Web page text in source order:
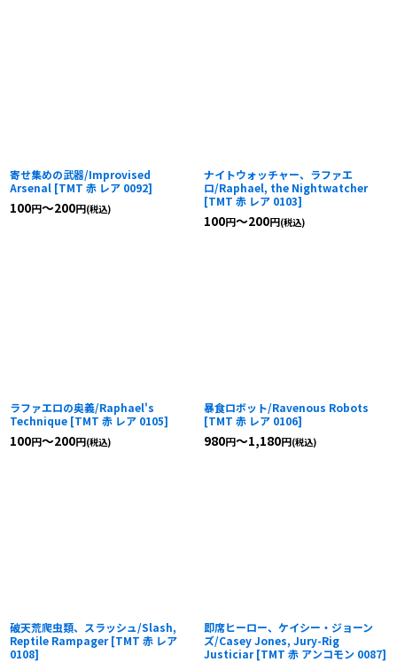
寄せ集めの武器/Improvised
Arsenal [TMT 赤 レア 0092]
100円～200円(税込)
ナイトウォッチャー、ラファエ
ロ/Raphael, the Nightwatcher
[TMT 赤 レア 0103]
100円～200円(税込)
ラファエロの奥義/Raphael's
Technique [TMT 赤 レア 0105]
100円～200円(税込)
暴食ロボット/Ravenous Robots
[TMT 赤 レア 0106]
980円～1,180円(税込)
破天荒爬虫類、スラッシュ/Slash,
Reptile Rampager [TMT 赤 レア
0108]
即席ヒーロー、ケイシー・ジョーン
ズ/Casey Jones, Jury-Rig
Justiciar [TMT 赤 アンコモン 0087]